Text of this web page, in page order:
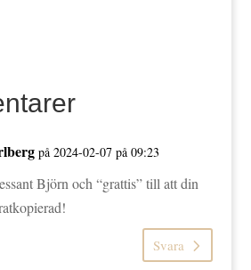
på 2024-02-07 på 09:23
Björn och “grattis” till att din
Svara